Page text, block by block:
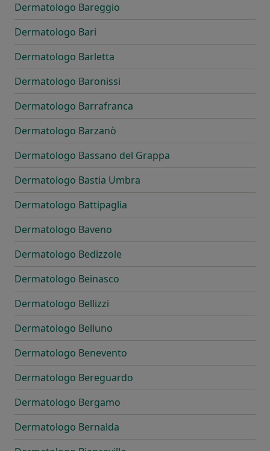
Dermatologo Bareggio
Dermatologo Bari
Dermatologo Barletta
Dermatologo Baronissi
Dermatologo Barrafranca
Dermatologo Barzanò
Dermatologo Bassano del Grappa
Dermatologo Bastia Umbra
Dermatologo Battipaglia
Dermatologo Baveno
Dermatologo Bedizzole
Dermatologo Beinasco
Dermatologo Bellizzi
Dermatologo Belluno
Dermatologo Benevento
Dermatologo Bereguardo
Dermatologo Bergamo
Dermatologo Bernalda